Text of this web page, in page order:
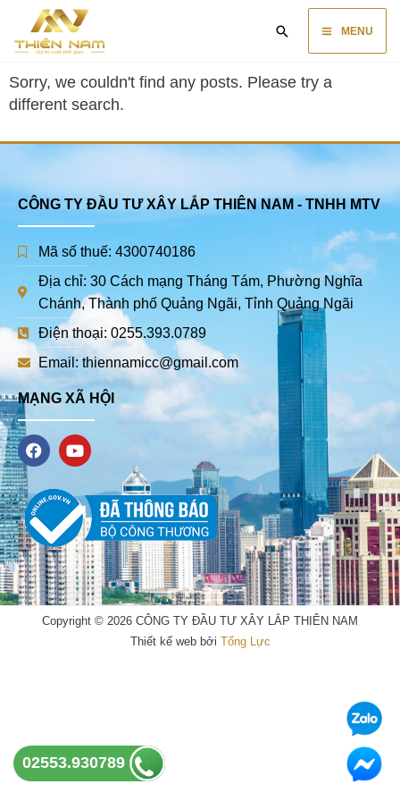
content
SearchMain
MENU
Sorry, we couldn't find any posts. Please try a
different search.
CÔNG TY ĐẦU TƯ XÂY LẮP THIÊN NAM - TNHH MTV
Mã số thuế: 4300740186
Địa chỉ: 30 Cách mạng Tháng Tám, Phường Nghĩa
Chánh, Thành phố Quảng Ngãi, Tỉnh Quảng Ngãi
Điện thoại: 0255.393.0789
Email: thiennamicc@gmail.com
MẠNG XÃ HỘI
F
a
e
b
o
o
k
Y
o
u
b
e
Copyright © 2026 CÔNG TY ĐẦU TƯ XÂY LẮP THIÊN NAM
Thiết kế web bởi Tổng Lực
02553.930789